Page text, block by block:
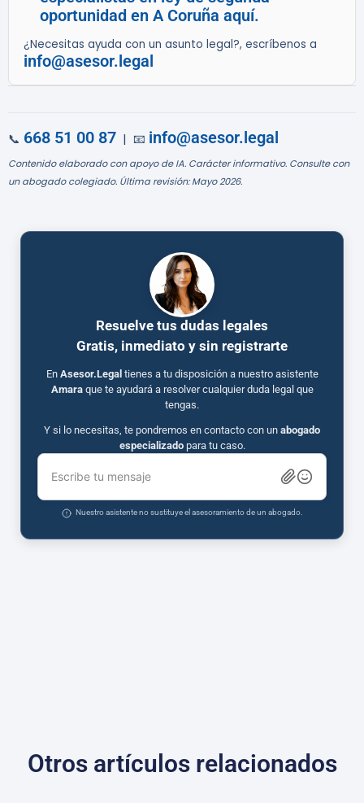
oportunidad en A Coruña aquí.
¿Necesitas ayuda con un asunto legal?, escríbenos a
info@asesor.legal
📞 668 51 00 87 | 📧 info@asesor.legal
Contenido elaborado con apoyo de IA. Carácter informativo. Consulte con
un abogado colegiado. Última revisión: Mayo 2026.
Resuelve tus dudas legales
Gratis, inmediato y sin registrarte
En Asesor.Legal tienes a tu disposición a nuestro asistente
Amaraque te ayudará a resolver cualquier duda legal que
tengas.
Y si lo necesitas, te pondremos en contacto con un abogado
especializadopara tu caso.
Escribe tu mensaje
Nuestro asistente no sustituye el asesoramiento de un abogado.
Otros artículos relacionados